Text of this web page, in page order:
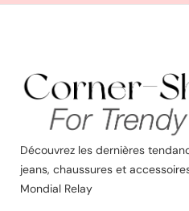
Découvrez les dernières
jeans, chaussures et
Mondial Relay